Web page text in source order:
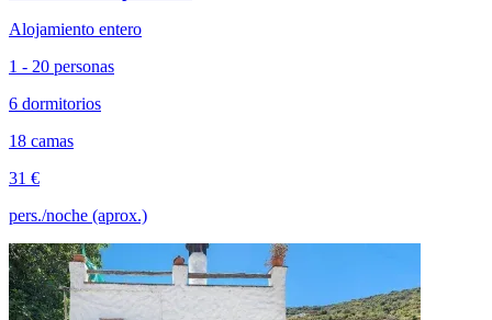
Alojamiento entero
1 - 20 personas
6 dormitorios
18 camas
31 €
pers./noche (aprox.)